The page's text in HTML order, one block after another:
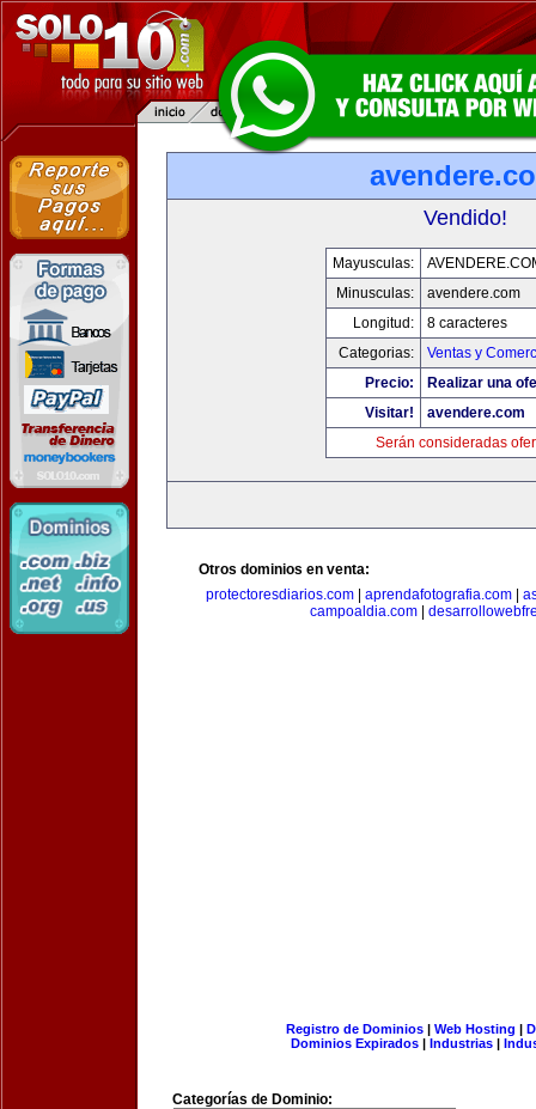
Vendido!
Mayusculas:
Minusculas:
avendere.com
Longitud:
8 caracteres
Categorias:
Ventas y
Precio:
Realizar una
Visitar!
avendere.com
Serán consideradas
Otros dominios en venta:
protectoresdiarios.com
aprendafotografia.com
campoaldia.com
Registro de Dominios| Web Hosting |
Dominios Expirados | Industrias |
Categorías de Dominio: